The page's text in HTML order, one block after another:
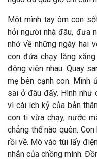
Một mình tay ôm con
hỏi người nhà đâu, đưa
nhớ về những ngày hai
con đứa chạy lăng
động viên nhau. Quay
mẹ bên cạnh con. Mình
sai ở đâu đấy. Hình như
vì cái ích kỷ của bản
con ti vừa chạy, nước
chẳng thể nào quên.
rồi về. Mò vào túi lấy
nhắn của chồng mình.